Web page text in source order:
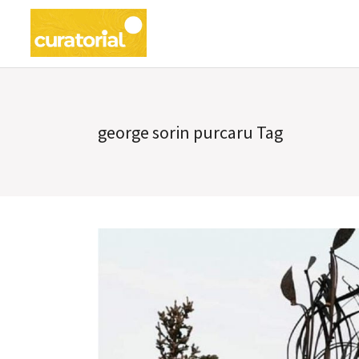
george sorin purcaru Tag